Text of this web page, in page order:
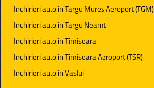
Inchirieri auto in Targu Mures Aeroport (TGM)
Inchirieri auto in Targu Neamt
Inchirieri auto in Timisoara
Inchirieri auto in Timisoara Aeroport (TSR)
Inchirieri auto in Vaslui